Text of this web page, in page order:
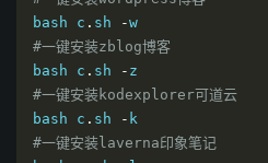
bash c . sh -
#一键安装zblog博客
bash c . sh -
#一键安装kodexplorer可道云
bash c . sh -
#一键安装laverna印象笔记